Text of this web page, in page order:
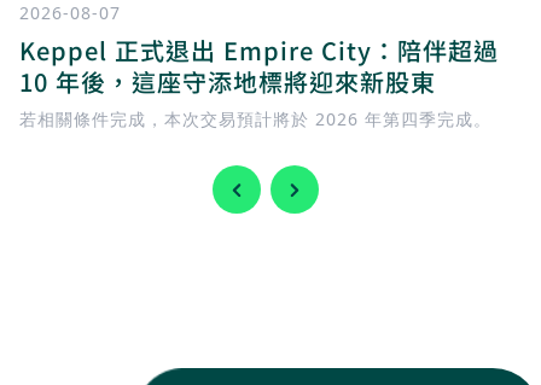
2026-08-07
Keppel 正式退出 Empire City：陪伴超過
10 年後，這座守添地標將迎來新股東
若相關條件完成，本次交易預計將於 2026 年第四季完成。